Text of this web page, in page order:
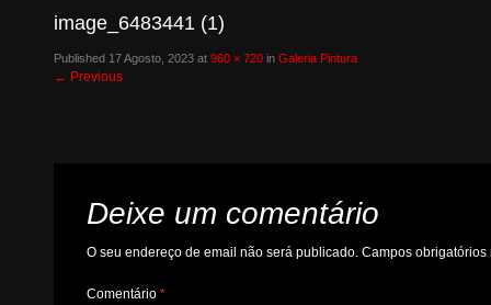
image_6483441 (1)
Published 17 Agosto, 2023 at960 × 720 inGaleria Pintura
← Previous
Deixe um comentário
O seu endereço de email não será publicado. Campos
Comentário*